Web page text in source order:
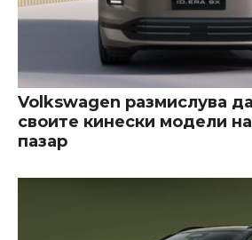
Volkswagen размислува
своите кинески модели
пазар